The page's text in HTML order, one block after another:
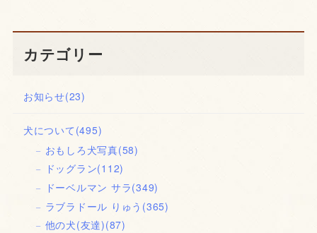
カテゴリー
お知らせ(23)
犬について (495)
おもしろ犬写真(58)
ドッグラン(112)
ドーベルマン サラ(349)
ラブラドール りゅう (365)
他の犬(友達)(87)